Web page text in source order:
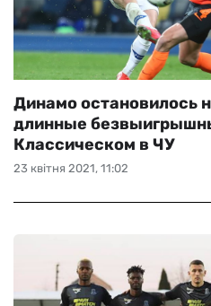
23 квітня 2021, 11:02
Динамо остановилось
длинные
Классическом в ЧУ